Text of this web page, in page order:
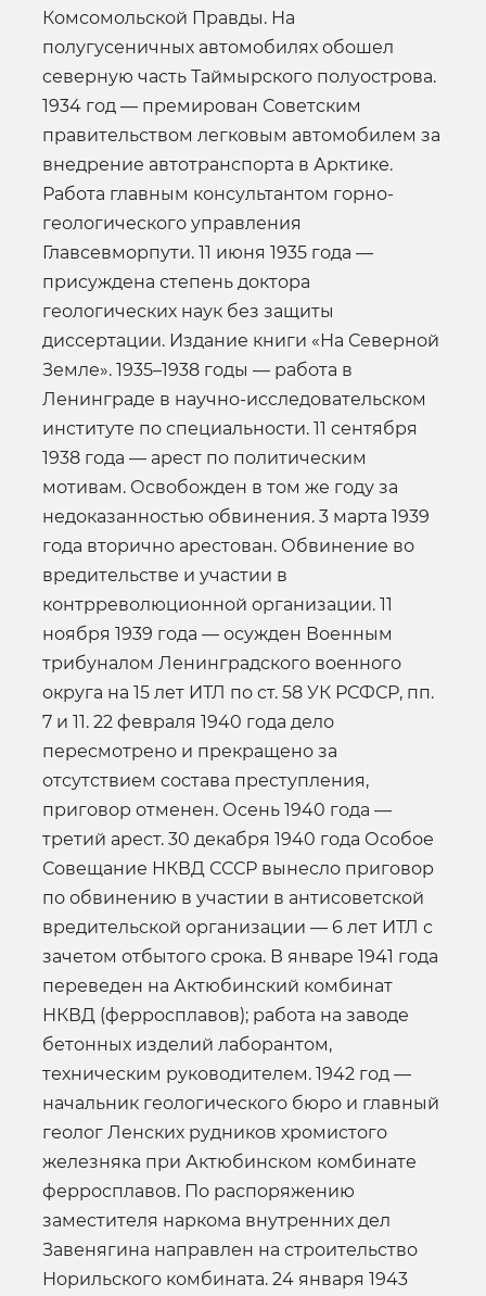
Комсомольской Правды. На
полугусеничных автомобилях обошел
северную часть Таймырского полуострова.
1934 год — премирован Советским
правительством легковым автомобилем за
внедрение автотранспорта в Арктике.
Работа главным консультантом горно-
геологического управления
Главсевморпути. 11 июня 1935 года —
присуждена степень доктора
геологических наук без защиты
диссертации. Издание книги «На Северной
Земле». 1935–1938 годы — работа в
Ленинграде в научно-исследовательском
институте по специальности. 11 сентября
1938 года — арест по политическим
мотивам. Освобожден в том же году за
недоказанностью обвинения. 3 марта 1939
года вторично арестован. Обвинение во
вредительстве и участии в
контрреволюционной организации. 11
ноября 1939 года — осужден Военным
трибуналом Ленинградского военного
округа на 15 лет ИТЛ по ст. 58 УК РСФСР, пп.
7 и 11. 22 февраля 1940 года дело
пересмотрено и прекращено за
отсутствием состава преступления,
приговор отменен. Осень 1940 года —
третий арест. 30 декабря 1940 года Особое
Совещание НКВД СССР вынесло приговор
по обвинению в участии в антисоветской
вредительской организации — 6 лет ИТЛ с
зачетом отбытого срока. В январе 1941 года
переведен на Актюбинский комбинат
НКВД (ферросплавов); работа на заводе
бетонных изделий лаборантом,
техническим руководителем. 1942 год —
начальник геологического бюро и главный
геолог Ленских рудников хромистого
железняка при Актюбинском комбинате
ферросплавов. По распоряжению
заместителя наркома внутренних дел
Завенягина направлен на строительство
Норильского комбината. 24 января 1943